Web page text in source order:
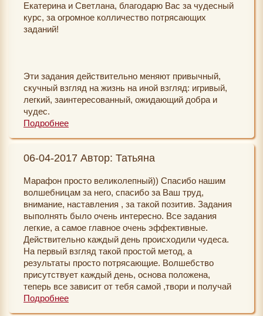
прошла вместе с Вами! Мы волшебницы! Да будет
так! Люблю!
Екатерина и Светлана, благодарю Вас за чудесный
курс, за огромное колличество потрясающих
заданий!
Эти задания действительно меняют привычный,
скучный взгляд на жизнь на иной взгляд: игривый,
легкий, заинтересованный, ожидающий добра и
чудес.
Этот курс буду проходить еще и еще раз, только
случаются, потому что не все успевала отследить, а
спустя какое-то время только доходило, что это
ответ от Вселенной на задание.
"Вазу позитива" буду делать с ребенком, для него
это тоже будет наглядным примером на сколько
удивительна и прекрасна наша жизнь.
Подробнее
06-04-2017 Автор: Татьяна
Марафон просто великолепный)) Спасибо нашим
волшебницам за него, спасибо за Ваш труд,
внимание, наставления , за такой позитив. Задания
выполнять было очень интересно. Все задания
легкие, а самое главное очень эффективные.
Действительно каждый день происходили чудеса.
На первый взгляд такой простой метод, а
результаты просто потрясающие. Волшебство
присутствует каждый день, основа положена,
теперь все зависит от тебя самой ,твори и получай
подарки, деньги , сюрпризы. Самое главное, что
Подробнее